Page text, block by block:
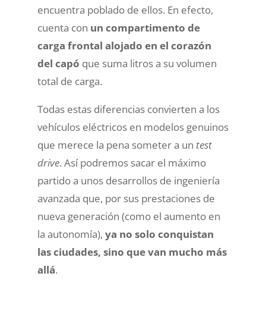
encuentra poblado de ellos. En efecto,
cuenta con un compartimento de
carga frontal alojado en el corazón
del capó que suma litros a su volumen
total de carga.
Todas estas diferencias convierten a los
vehículos eléctricos en modelos genuinos
que merece la pena someter a un test
drive. Así podremos sacar el máximo
partido a unos desarrollos de ingeniería
avanzada que, por sus prestaciones de
nueva generación (como el aumento en
la autonomía), ya no solo conquistan
las ciudades, sino que van mucho más
allá.